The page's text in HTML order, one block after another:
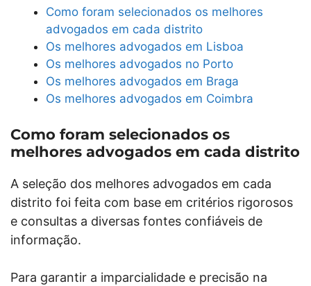
Como foram selecionados os melhores
advogados em cada distrito
Os melhores advogados em Lisboa
Os melhores advogados no Porto
Os melhores advogados em Braga
Os melhores advogados em Coimbra
Como foram selecionados os
melhores advogados em cada distrito
A seleção dos melhores advogados em cada
distrito foi feita com base em critérios rigorosos
e consultas a diversas fontes confiáveis de
informação.
Para garantir a imparcialidade e precisão na